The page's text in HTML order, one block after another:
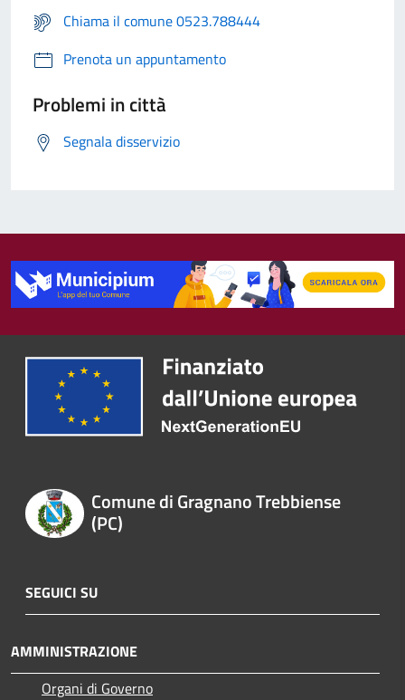
Chiama il comune 0523.788444
Prenota un appuntamento
Problemi in città
Segnala disservizio
Comune di Gragnano Trebbiense
(PC)
SEGUICI SU
AMMINISTRAZIONE
Organi di Governo